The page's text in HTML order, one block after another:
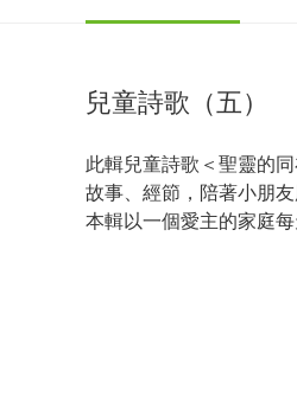
兒童詩歌（五）
此輯兒童詩歌＜聖靈的
故事、經節，陪著小朋
本輯以一個愛主的家庭